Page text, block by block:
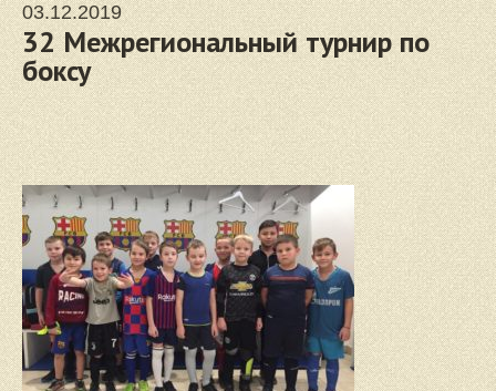
03.12.2019
32 Межрегиональный турнир по
боксу